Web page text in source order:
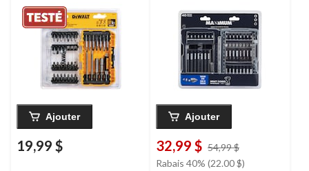
Ajouter
19,99 $
Ajouter
32,99 $ 54,99 $
était
Rabais 40% (22.00 $)